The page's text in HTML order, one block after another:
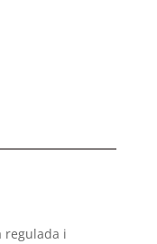
regulada i